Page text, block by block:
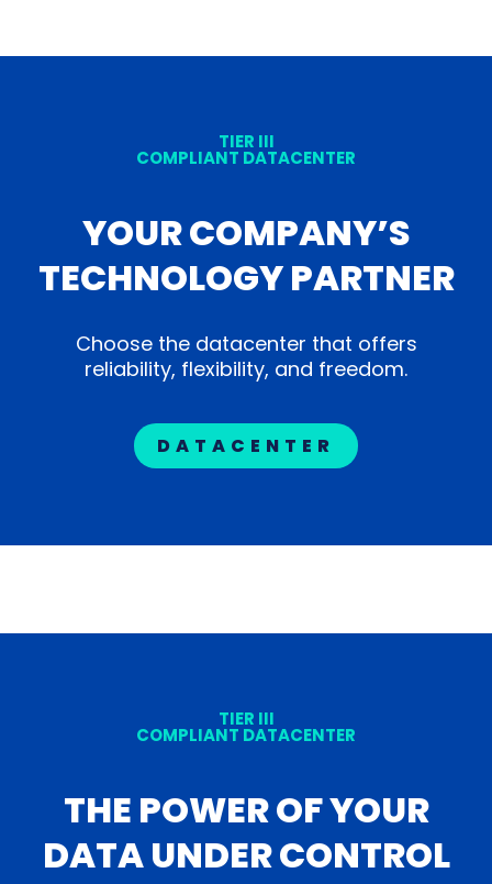
TIER III
COMPLIANT DATACENTER
YOUR COMPANY’S
TECHNOLOGY PARTNER
Choose the datacenter that offers
reliability, flexibility, and freedom.
DATACENTER
TIER III
COMPLIANT DATACENTER
THE POWER OF YOUR
DATA UNDER CONTROL